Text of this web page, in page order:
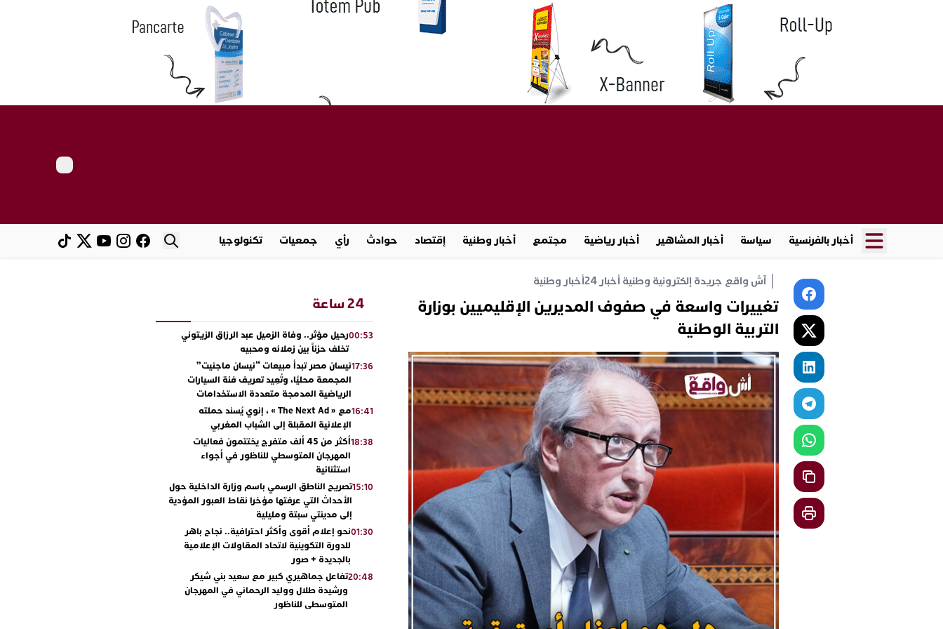
أخبار بالفرنسية سياسة أخبار المشاهير أخبار رياضية مجتمع أخبار وطنية إقتصاد حوادث رأي جمعيات تكنولوجيا
آش واقع جريدة إلكترونية وطنية أخبار 24 أخبار وطنية
تغييرات واسعة في صفوف المديرين الإقليميين بوزارة
التربية الوطنية
24 ساعة
00:53رحيل مؤثر.. وفاة الزميل عبد الرزاق الزيتوني
تخلف حزناً بين زملائه ومحبيه
17:36نيسان مصر تبدأ مبيعات “نيسان ماجنيت”
المجمعة محليًا، وتُعِيد تعريف فئة السيارات
الرياضية المدمجة متعددة الاستخدامات
16:41
مع « The Next Ad » ، إنوي يُسند حملته
الإعلانية المقبلة إلى الشباب المغربي
18:38
أكثر من 45 ألف متفرج يختتمون فعاليات
المهرجان المتوسطي للناظور في أجواء
استثنائية
15:10تصريح الناطق الرسمي باسم وزارة الداخلية حول
الأحداث التي عرفتها مؤخرا نقاط العبور المؤدية
إلى مدينتي سبتة ومليلية
01:30نحو إعلام أقوى وأكثر احترافية.. نجاح باهر
للدورة التكوينية لاتحاد المقاولات الإعلامية
بالجديدة + صور
20:48تفاعل جماهيري كبير مع سعيد بني شيكر
ورشيدة طلال ووليد الرحماني في المهرجان
المتوسطي للناظور